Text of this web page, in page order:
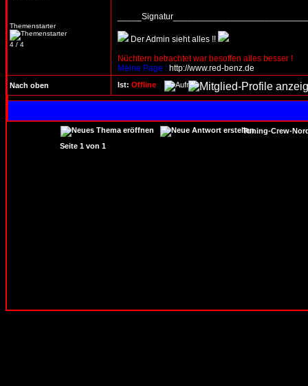
Themenstarter
4 / 4
Der Admin sieht alles !!
Nüchtern betrachtet war besoffen alles besser !
Meine Page : http://www.red-benz.de
Nach oben Ist: Offline
Tuning-Crew-
Seite 1 von 1